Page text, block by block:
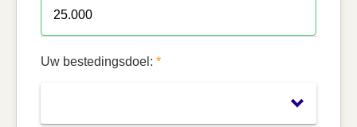
Uw bestedingsdoel: *